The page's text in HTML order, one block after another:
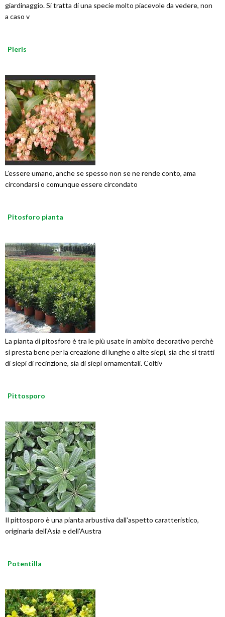
giardinaggio. Si tratta di una specie molto piacevole da vedere, non
a caso v
Pieris
L’essere umano, anche se spesso non se ne rende conto, ama
circondarsi o comunque essere circondato
Pitosforo pianta
La pianta di pitosforo è tra le più usate in ambito decorativo perchè
si presta bene per la creazione di lunghe o alte siepi, sia che si tratti
di siepi di recinzione, sia di siepi ornamentali. Coltiv
Pittosporo
Il pittosporo è una pianta arbustiva dall'aspetto caratteristico,
originaria dell'Asia e dell'Austra
Potentilla